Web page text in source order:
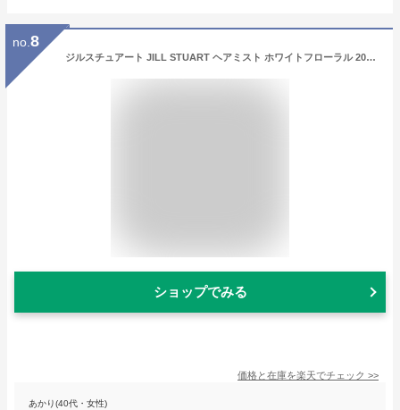
no. 8
ジルスチュアート JILL STUART ヘアミスト ホワイトフローラル 200ml 【メール便(ゆうパケット)対象外】
ショップでみる
価格と在庫を楽天でチェック >>
あかり(40代・女性)